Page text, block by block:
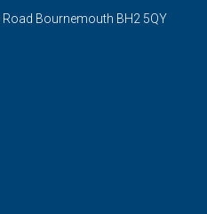
Bournemouth BH2 5QY